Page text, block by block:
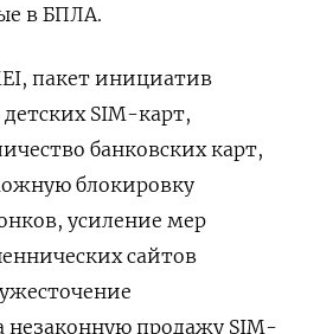
в БПЛА.
пакет инициатив
SIM-карт,
банковских карт,
блокировку
усиление мер
сайтов
незаконную продажу SIM-